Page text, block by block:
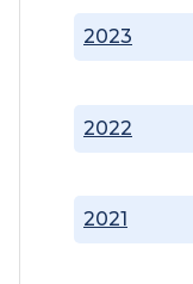
2021
2022
2023